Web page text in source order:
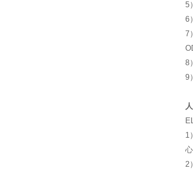
5
6
7
8
9
1
2